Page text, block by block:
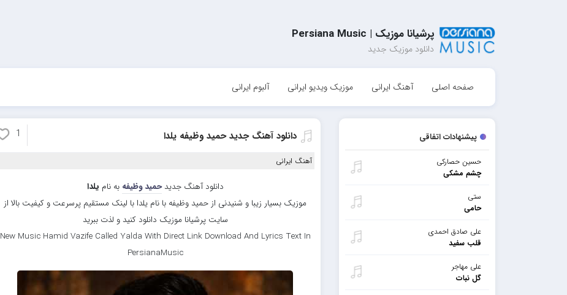
پرشیانا موزیک | Persiana Music
دانلود موزیک جدید
صفحه اصلی آهنگ ایرانی موزیک ویدیو ایرانی آلبوم ایرانی
پیشنهادات اتفاقی
حسین حصارکی
چشم مشکی
ستی
حامی
علی صادق احمدی
قلب سفید
علی مهاجر
گل نبات
دانلود آهنگ جدید حمید وظیفه یلدا 1
آهنگ ایرانی
دانلود آهنگ جدیدحمید وظیفه به نام یلدا
موزیک بسیار زیبا و شنیدنی از حمید وظیفه با نام یلدا با لینک مستقیم پرسرعت و کیفیت بالا از
سایت پرشیانا موزیک دانلود کنید و لذت ببرید
New Music Hamid Vazife Called Yalda With Direct Link Download And Lyrics Text In
PersianaMusic